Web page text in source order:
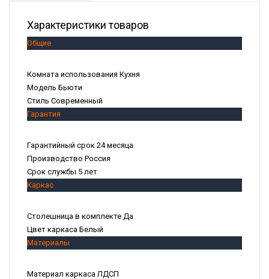
Характеристики товаров
Общие
Комната использования Кухня
Модель Бьюти
Стиль Современный
Гарантия
Гарантийный срок 24 месяца
Производство Россия
Срок службы 5 лет
Каркас
Столешница в комплекте Да
Цвет каркаса Белый
Материалы
Материал каркасаЛДСП